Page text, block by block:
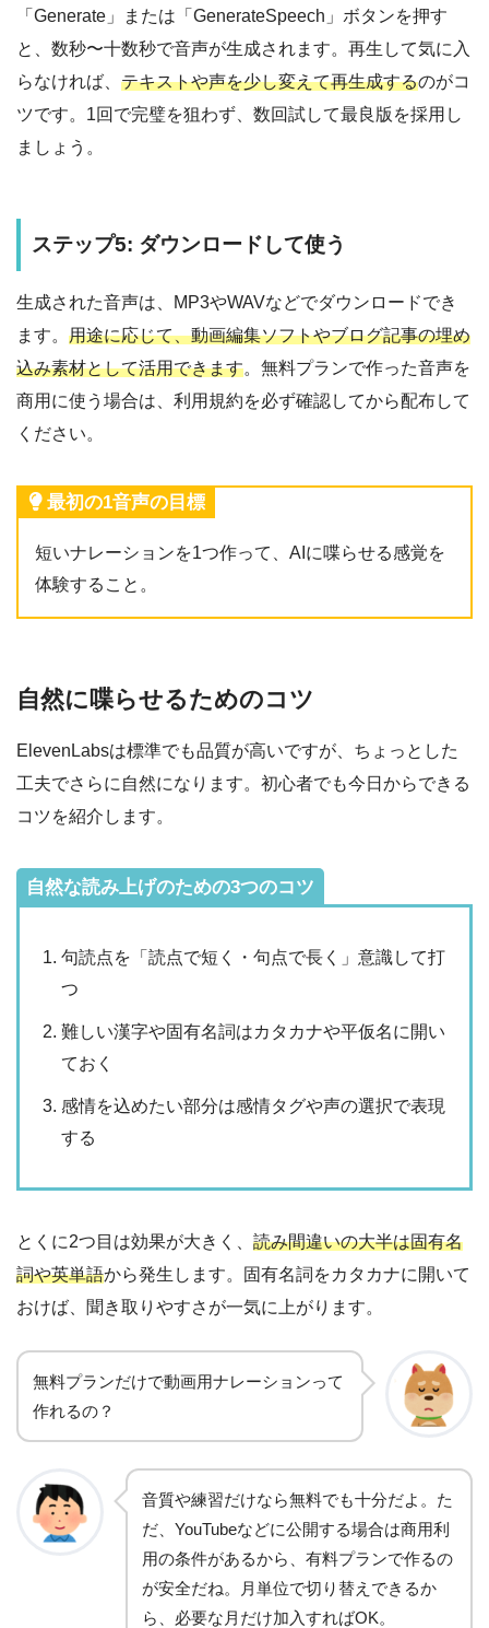
「Generate」または「GenerateSpeech」ボタンを押す
と、数秒〜十数秒で音声が生成されます。再生して気に入
らなければ、 テキストや声を少し変えて再生成するのがコ
ツです。1回で完璧を狙わず、数回試して最良版を採用し
ましょう。
ステップ5: ダウンロードして使う
生成された音声は、MP3やWAVなどでダウンロードでき
ます。 用途に応じて、動画編集ソフトやブログ記事の埋め
込み素材として活用できます。無料プランで作った音声を
商用に使う場合は、利用規約を必ず確認してから配布して
ください。
最初の1音声の目標
短いナレーションを1つ作って、AIに喋らせる感覚を
体験すること。
自然に喋らせるためのコツ
ElevenLabsは標準でも品質が高いですが、ちょっとした
工夫でさらに自然になります。初心者でも今日からできる
コツを紹介します。
自然な読み上げのための3つのコツ
句読点を「読点で短く・句点で長く」意識して打
つ
難しい漢字や固有名詞はカタカナや平仮名に開い
ておく
感情を込めたい部分は感情タグや声の選択で表現
する
とくに2つ目は効果が大きく、 読み間違いの大半は固有名
詞や英単語から発生します。固有名詞をカタカナに開いて
おけば、聞き取りやすさが一気に上がります。
無料プランだけで動画用ナレーションって
作れるの？
音質や練習だけなら無料でも十分だよ。た
だ、YouTubeなどに公開する場合は商用利
用の条件があるから、有料プランで作るの
が安全だね。月単位で切り替えできるか
ら、必要な月だけ加入すればOK。